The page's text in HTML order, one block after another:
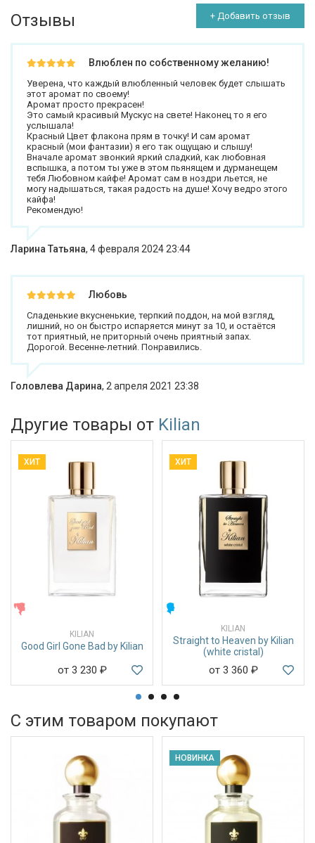
Отзывы + Добавить отзыв
Влюблен по собственному желанию!
Уверена, что каждый влюбленный человек будет слышать
этот аромат по своему!
Аромат просто прекрасен!
Это самый красивый Мускус на свете! Наконец то я его
услышала!
Красный Цвет флакона прям в точку! И сам аромат
красный (мои фантазии) я его так ощущаю и слышу!
Вначале аромат звонкий яркий сладкий, как любовная
вспышка, а потом ты уже в этом пьянящем и дурманещем
тебя Любовном кайфе! Аромат сам в ноздри льется, не
могу надышаться, такая радость на душе! Хочу ведро этого
кайфа!
Рекомендую!
Ларина Татьяна, 4 февраля 2024 23:44
Любовь
Сладенькие вкусненькие, терпкий поддон, на мой взгляд,
лишний, но он быстро испаряется минут за 10, и остаётся
тот приятный, не приторный очень приятный запах.
Дорогой. Весенне-летний. Понравились.
Головлева Дарина, 2 апреля 2021 23:38
Другие товары от Kilian
ХИТ
KILIAN
Good Girl Gone Bad by Kilian
от 3 230 ₽
ХИТ
KILIAN
Straight to Heaven by Kilian
(white cristal)
от 3 360 ₽
С этим товаром покупают
НОВИНКА